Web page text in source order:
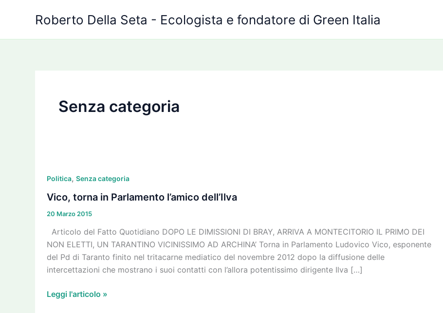
Roberto Della Seta - Ecologista e fondatore di Green Italia
Senza categoria
Politica, Senza categoria
Vico, torna in Parlamento l’amico dell’Ilva
20 Marzo 2015
Articolo del Fatto Quotidiano DOPO LE DIMISSIONI DI BRAY, ARRIVA A MONTECITORIO IL PRIMO DEI
NON ELETTI, UN TARANTINO VICINISSIMO AD ARCHINA’ Torna in Parlamento Ludovico Vico, esponente
del Pd di Taranto finito nel tritacarne mediatico del novembre 2012 dopo la diffusione delle
intercettazioni che mostrano i suoi contatti con l’allora potentissimo dirigente Ilva […]
torna
in
Parlamento
l’amico
dell’Ilva
Leggi l'articolo »